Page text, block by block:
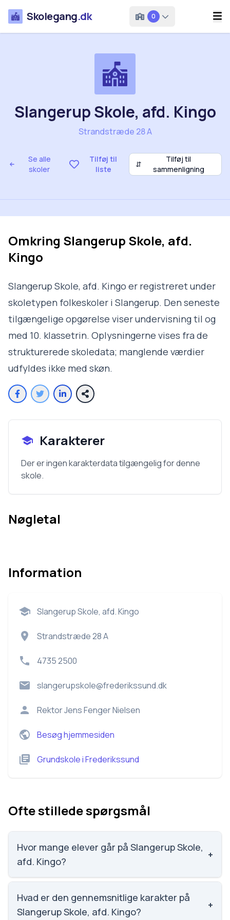
Skolegang.dk 0
Se alle
skoler
Tilføj til
liste
⇵
Tilføj til
sammenligning
Slangerup Skole, afd. Kingo
Strandstræde 28 A
Omkring Slangerup Skole, afd.
Kingo
Slangerup Skole, afd. Kingo er registreret under
skoletypen folkeskoler i Slangerup. Den seneste
tilgængelige opgørelse viser undervisning til og
med 10. klassetrin. Oplysningerne vises fra de
strukturerede skoledata; manglende værdier
udfyldes ikke med skøn.
Karakterer
Der er ingen karakterdata tilgængelig for denne
skole.
Nøgletal
Information
Slangerup Skole, afd. Kingo
Strandstræde 28 A
4735 2500
slangerupskole@frederikssund.dk
RektorJens Fenger Nielsen
Besøg hjemmesiden
GrundskoleiFrederikssund
Ofte stillede spørgsmål
Hvor mange elever går på Slangerup Skole,
afd. Kingo?
+
Vi har ikke data om elevtallet på Slangerup Skole,
afd. Kingo.
Hvad er den gennemsnitlige karakter på
Slangerup Skole, afd. Kingo?
+